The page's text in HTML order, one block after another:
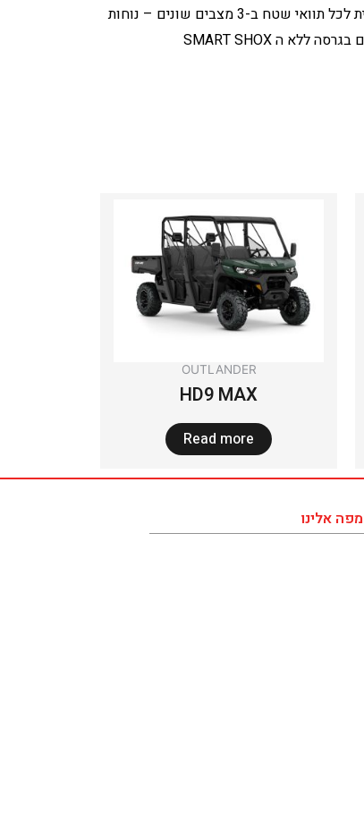
צלילת הסרן האחורי בתאוצה והתאמה אוטומטית לכל תוואי שטח ב-3 מצבים שונים – נוחות
OUTLANDER
HD9 MAX
Read more
אלינו